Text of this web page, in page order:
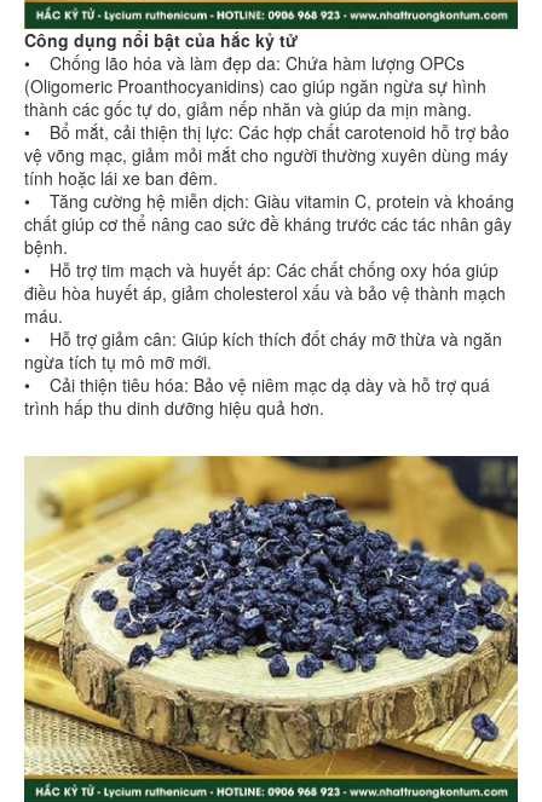
Công dụng nổi bật của hắc kỷ tử
• Chống lão hóa và làm đẹp da: Chứa hàm lượng OPCs
(Oligomeric Proanthocyanidins) cao giúp ngăn ngừa sự hình
thành các gốc tự do, giảm nếp nhăn và giúp da mịn màng.
• Bổ mắt, cải thiện thị lực: Các hợp chất carotenoid hỗ trợ bảo
vệ võng mạc, giảm mỏi mắt cho người thường xuyên dùng máy
tính hoặc lái xe ban đêm.
• Tăng cường hệ miễn dịch: Giàu vitamin C, protein và khoáng
chất giúp cơ thể nâng cao sức đề kháng trước các tác nhân gây
bệnh.
• Hỗ trợ tim mạch và huyết áp: Các chất chống oxy hóa giúp
điều hòa huyết áp, giảm cholesterol xấu và bảo vệ thành mạch
máu.
• Hỗ trợ giảm cân: Giúp kích thích đốt cháy mỡ thừa và ngăn
ngừa tích tụ mô mỡ mới.
• Cải thiện tiêu hóa: Bảo vệ niêm mạc dạ dày và hỗ trợ quá
trình hấp thu dinh dưỡng hiệu quả hơn.